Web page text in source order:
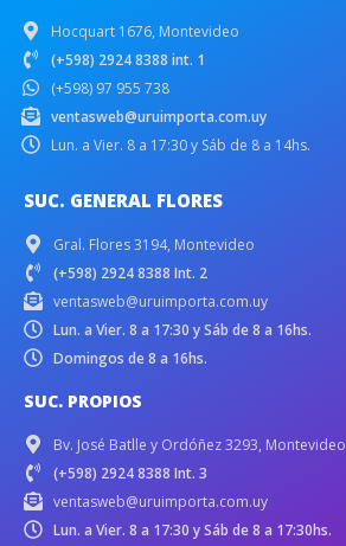
Hocquart 1676, Montevideo
(+598) 2924 8388 int. 1
(+598) 97 955 738
ventasweb@uruimporta.com.uy
Lun. a Vier. 8 a 17:30 y Sáb de 8 a 14hs.
SUC. GENERAL FLORES
Gral. Flores 3194, Montevideo
(+598) 2924 8388 Int. 2
ventasweb@uruimporta.com.uy
Lun. a Vier. 8 a 17:30 y Sáb de 8 a 16hs.
Domingos de 8 a 16hs.
SUC. PROPIOS
Bv. José Batlle y Ordóñez 3293, Montevideo
(+598) 2924 8388 Int. 3
ventasweb@uruimporta.com.uy
Lun. a Vier. 8 a 17:30 y Sáb de 8 a 17:30hs.